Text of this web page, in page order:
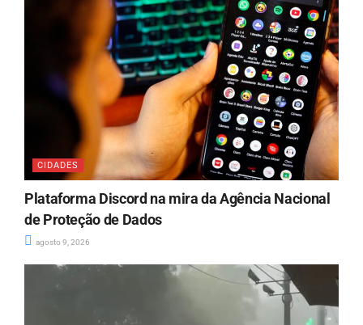
CIDADES
Plataforma Discord na mira da Agência Nacional
de Proteção de Dados
agosto 9, 2026